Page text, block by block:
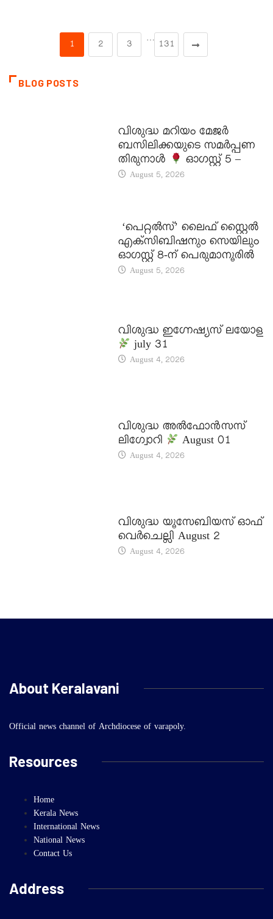
1 2 3 … 131
BLOG POSTS
വിശുദ്ധ മറിയം മേജർ
ബസിലിക്കയുടെ സമർപ്പണ
തിരുനാൾ
ഓഗസ്റ്റ് 5 –
August 5, 2026
‘പെറ്റൽസ്’ ലൈഫ് സ്റ്റൈൽ
എക്സിബിഷനും സെയിലും
ഓഗസ്റ്റ് 8-ന് പെരുമാനൂരിൽ
August 5, 2026
വിശുദ്ധ ഇഗ്നേഷ്യസ് ലയോള
july 31
August 4, 2026
വിശുദ്ധ അൽഫോൻസസ്
ലിഗ്വോറി
August 01
August 4, 2026
വിശുദ്ധ യൂസേബിയസ് ഓഫ്
വെർചെല്ലി August 2
August 4, 2026
About Keralavani
Official news channel of Archdiocese of varapoly.
Resources
Home
Kerala News
International News
National News
Contact Us
Address